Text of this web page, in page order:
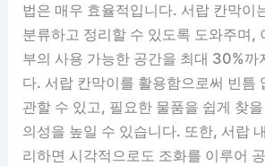
법은 매우 효율적입니다. 서랍 칸막이
분류하고 정리할 수 있도록 도와주며,
부의 사용 가능한 공간을 최대 30%까
다. 서랍 칸막이를 활용함으로써 빈틈
관할 수 있고, 필요한 물품을 쉽게 찾
의성을 높일 수 있습니다. 또한, 서랍
리하면 시각적으로도 조화를 이루어